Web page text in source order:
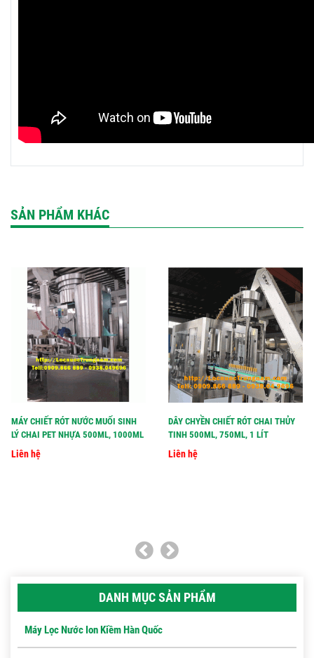
SẢN PHẨM KHÁC
MÁY CHIẾT RÓT NƯỚC MUỐI SINH
LÝ CHAI PET NHỰA 500ML, 1000ML
Liên hệ
DÂY CHYỀN CHIẾT RÓT CHAI THỦY
TINH 500ML, 750ML, 1 LÍT
Liên hệ
DANH MỤC SẢN PHẨM
Máy Lọc Nước Ion Kiềm Hàn Quốc